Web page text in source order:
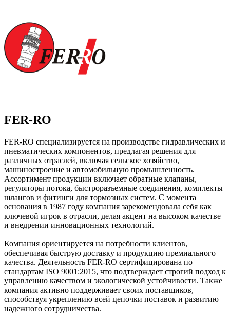
FER-RO
FER-RO специализируется на производстве гидравлических и
пневматических компонентов, предлагая решения для
различных отраслей, включая сельское хозяйство,
машиностроение и автомобильную промышленность.
Ассортимент продукции включает обратные клапаны,
регуляторы потока, быстроразъемные соединения, комплекты
шлангов и фитинги для тормозных систем. С момента
основания в 1987 году компания зарекомендовала себя как
ключевой игрок в отрасли, делая акцент на высоком качестве
и внедрении инновационных технологий.
Компания ориентируется на потребности клиентов,
обеспечивая быструю доставку и продукцию премиального
качества. Деятельность FER-RO сертифицирована по
стандартам ISO 9001:2015, что подтверждает строгий подход к
управлению качеством и экологической устойчивости. Также
компания активно поддерживает своих поставщиков,
способствуя укреплению всей цепочки поставок и развитию
надежного сотрудничества.